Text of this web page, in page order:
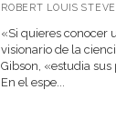
ROBERT LOUIS
«Si quieres conocer
visionario de la
Gibson, «estudia
En el espe...